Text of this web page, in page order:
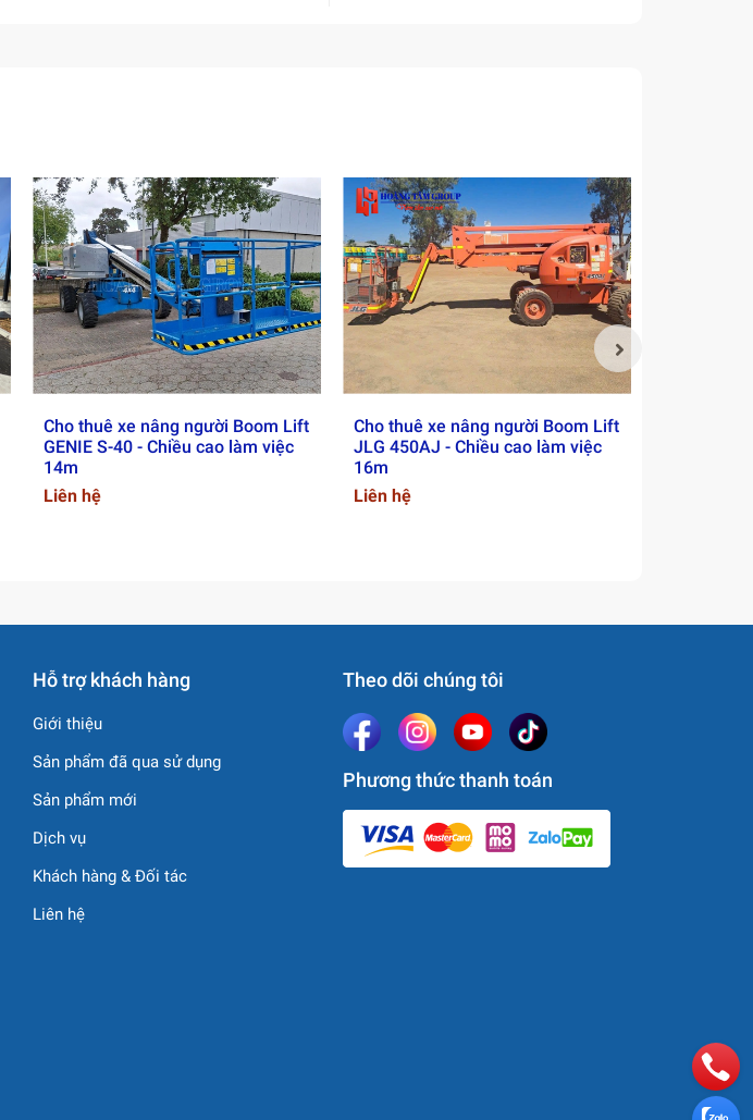
Cho thuê xe nâng người Boom Lift
GENIE S-40 - Chiều cao làm việc
14m
Liên hệ
Cho thuê xe nâng người Boom Lift
JLG 450AJ - Chiều cao làm việc
16m
Liên hệ
Hỗ trợ khách hàng
Giới thiệu
Sản phẩm đã qua sử dụng
Sản phẩm mới
Dịch vụ
Khách hàng & Đối tác
Liên hệ
Theo dõi chúng tôi
Phương thức thanh toán